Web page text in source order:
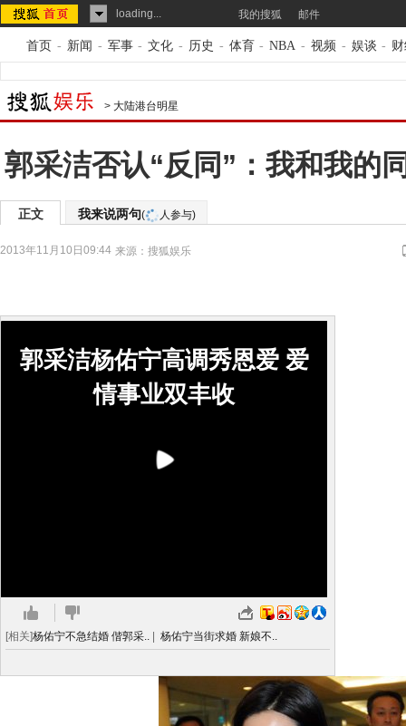
loading... 我的搜狐 邮件
首页 - 新闻 - 军事 - 文化 - 历史 - 体育 - NBA - 视频 - 娱谈 -
> 大陆港台明星
郭采洁否认“反同”：我和我的
正文 我来说两句( 人参与)
2013年11月10日09:44 来源： 搜狐娱乐
郭采洁杨佑宁高调秀恩爱 爱
情事业双丰收
[相关]杨佑宁不急结婚 偕郭采.. 杨佑宁当街求婚 新娘不..